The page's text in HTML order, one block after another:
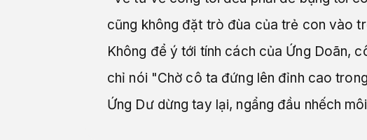
cũng không đặt trò đùa của trẻ con vào
Không để ý tới tính cách của Ứng Doãn,
chỉ nói "Chờ cô ta đứng lên đỉnh cao
Ứng Dư dừng tay lại, ngẩng đầu nhếch